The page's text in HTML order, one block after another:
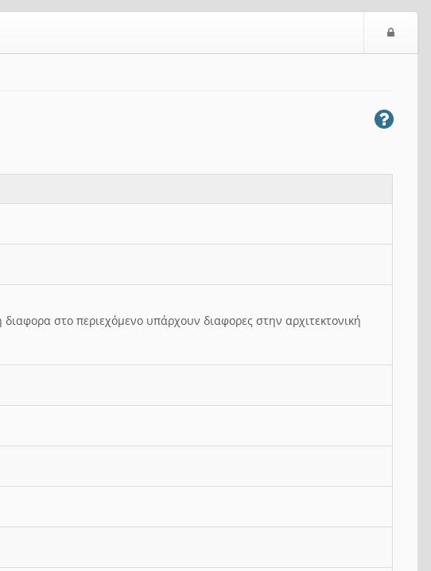
στο περιεχόμενο υπάρχουν διαφορες στην αρχιτεκτονική